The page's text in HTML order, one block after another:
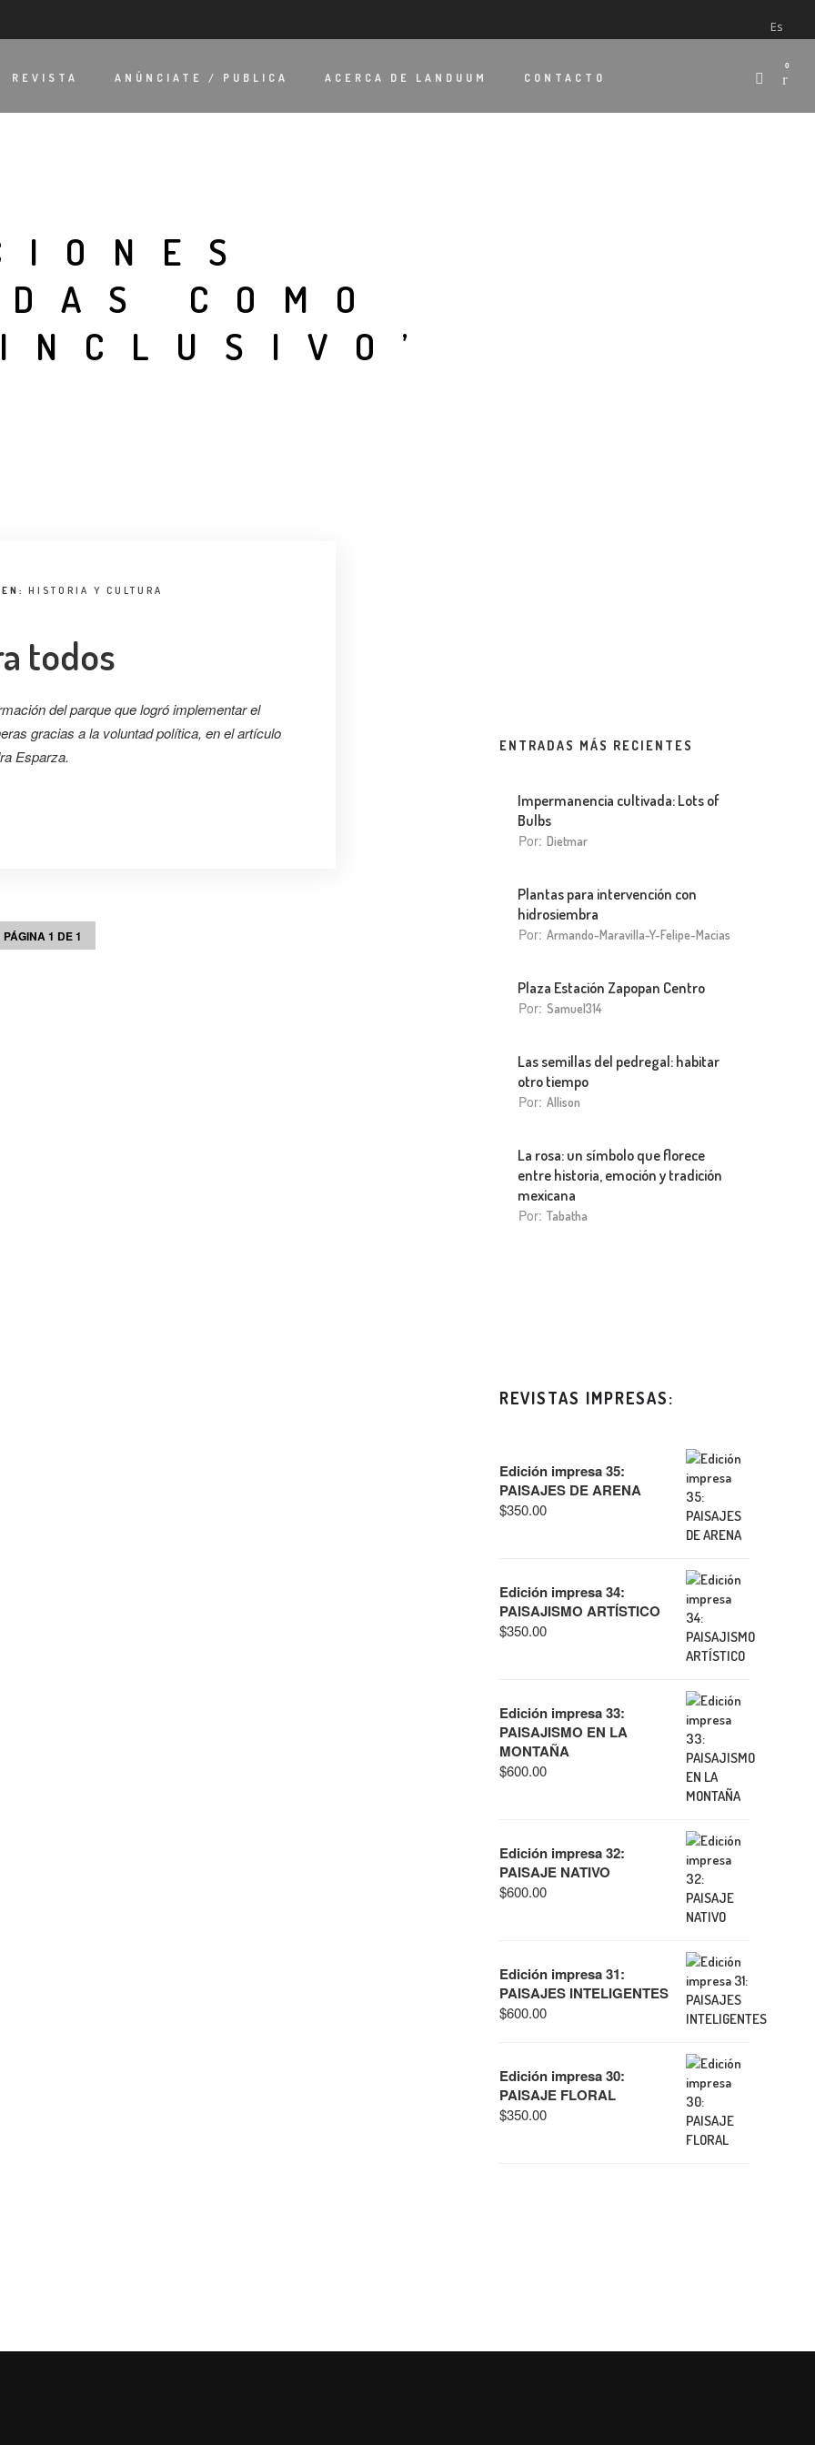
Es
REVISTA ANÚNCIATE / PUBLICA ACERCA DE LANDUUM CONTACTO
0
COMO
EN: HISTORIA Y CULTURA
todos
del parque que logró implementar el
gracias a la voluntad política, en el artículo
Esparza.
PÁGINA 1 DE 1
ENTRADAS MÁS RECIENTES
Impermanencia cultivada: Lots of
Bulbs
Por: Dietmar
Plantas para intervención con
hidrosiembra
Por: Armando-Maravilla-Y-Felipe-Macias
Plaza Estación Zapopan Centro
Por: Samuel314
Las semillas del pedregal: habitar
otro tiempo
Por: Allison
La rosa: un símbolo que florece
entre historia, emoción y tradición
mexicana
Por: Tabatha
REVISTAS IMPRESAS:
Edición impresa 35:
PAISAJES DE ARENA
$350.00
Edición impresa 34:
PAISAJISMO ARTÍSTICO
$350.00
Edición impresa 33:
PAISAJISMO EN LA
MONTAÑA
$600.00
Edición impresa 32:
PAISAJE NATIVO
$600.00
Edición impresa 31:
PAISAJES INTELIGENTES
$600.00
Edición impresa 30:
PAISAJE FLORAL
$350.00